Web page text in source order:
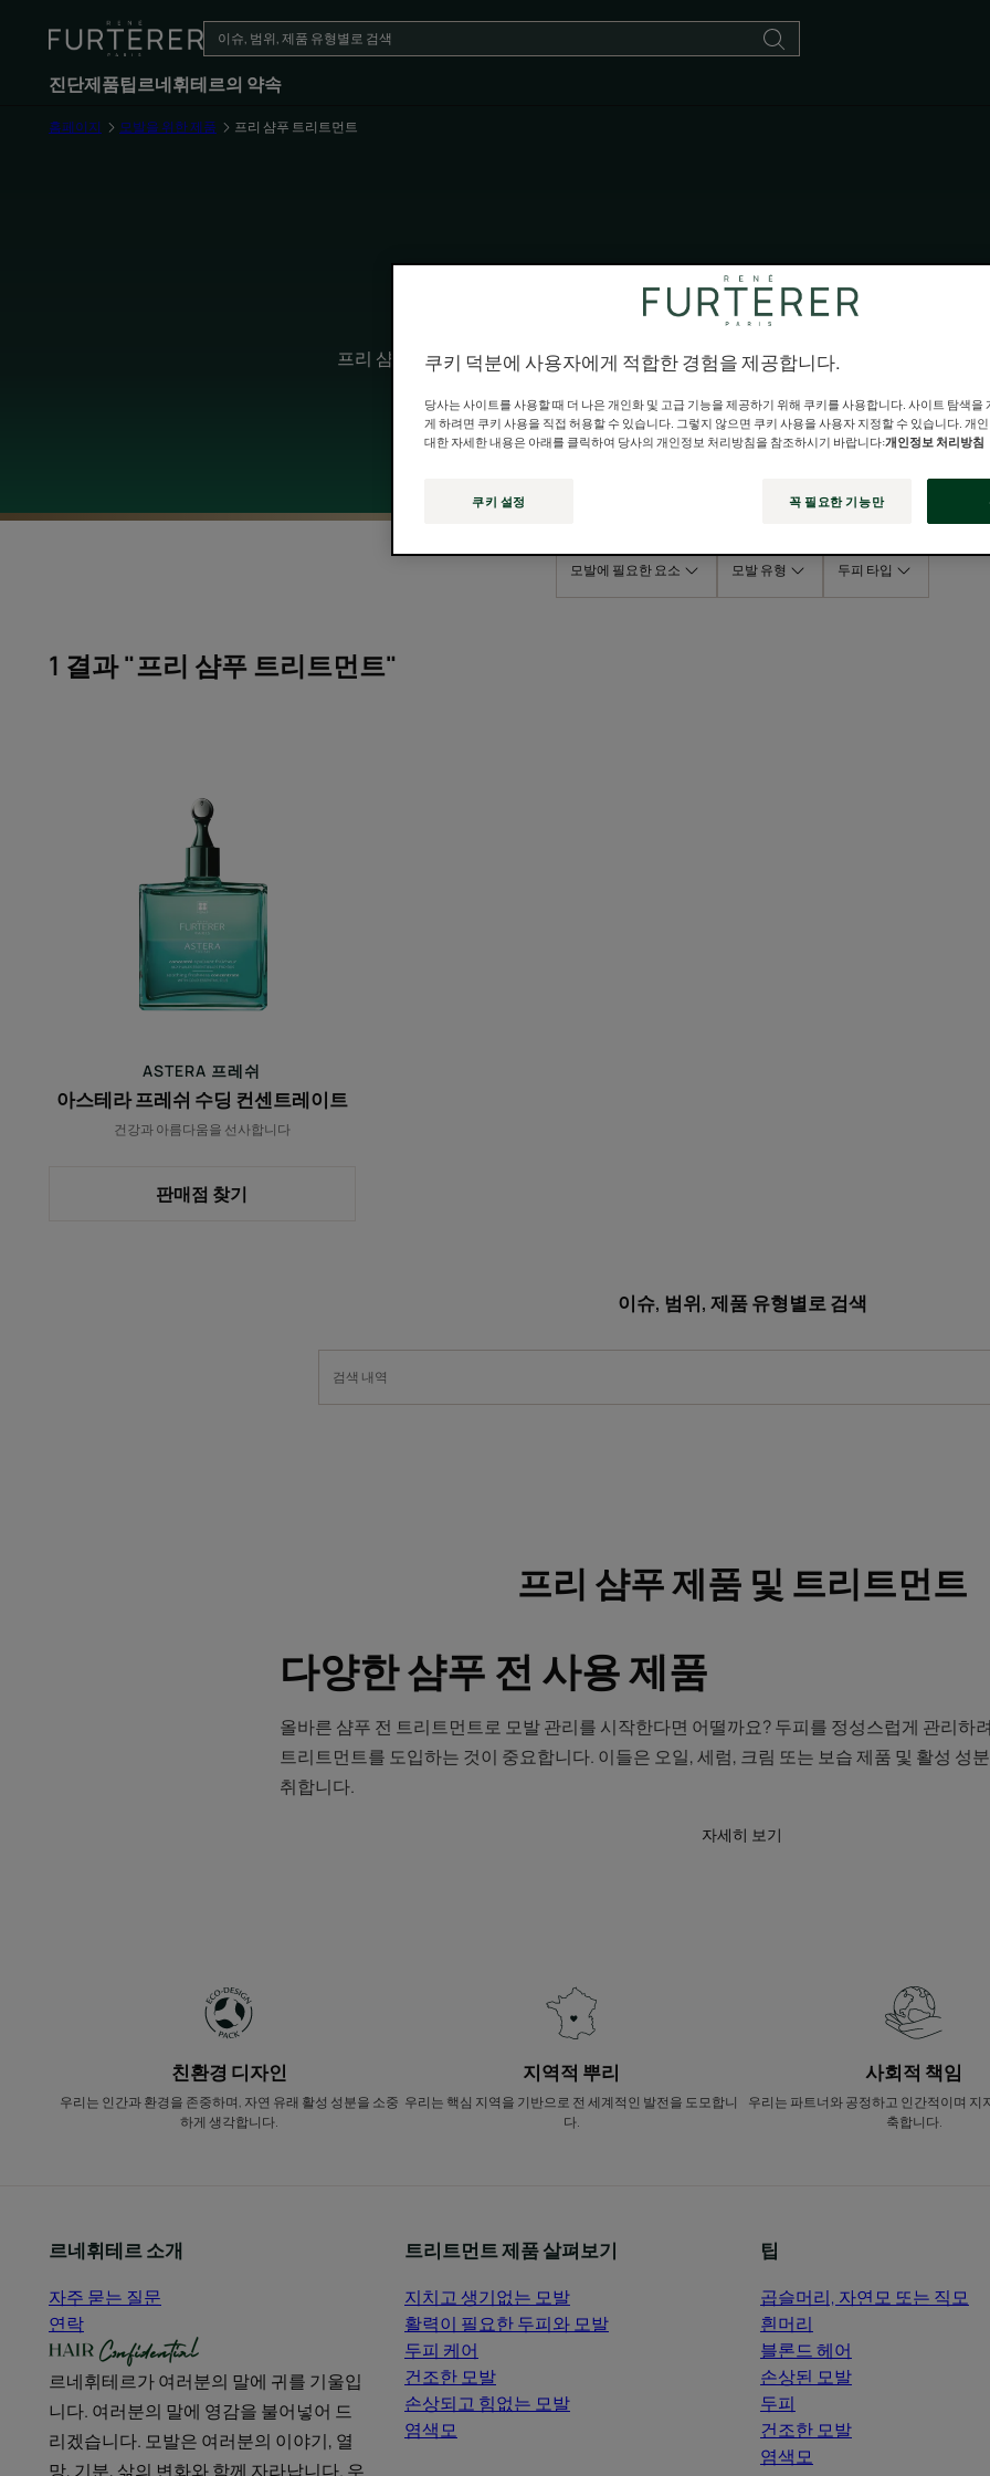
진단제품팁르네휘테르의 약속
홈페이지 모발을 위한 제품 프리 샴푸 트리트먼트
프리 샴푸 트리트먼트
프리 샴푸 제품은 잊혀지기 쉽지만 두피와 모발에 깊은 수분 및 영양을 공급하고 관리
모발에 필요한 요소 모발 유형 두피 타입
1 결과 "프리 샴푸 트리트먼트"
테
라
프
레
쉬
수
딩
컨
센
레
이
트
ASTERA 프레쉬
아스테라 프레쉬 수딩 컨센트레이트
건강과 아름다움을 선사합니다
판매점 찾기
이슈, 범위, 제품 유형별로 검색
프리 샴푸 제품 및 트리트먼트
다양한 샴푸 전 사용 제품
올바른 샴푸 전 트리트먼트로 모발 관리를 시작한다면 어떨까요? 두피를 정성스럽게 관리하
트리트먼트를 도입하는 것이 중요합니다. 이들은 오일, 세럼, 크림 또는 보습 제품 및 활성 성
취합니다.
자세히 보기
친환경 디자인
우리는 인간과 환경을 존중하며, 자연 유래 활성 성분을 소중
하게 생각합니다.
지역적 뿌리
우리는 핵심 지역을 기반으로 전 세계적인 발전을 도모합니
다.
사회적 책임
우리는 파트너와 공정하고 인간적이며 지
축합니다.
르네휘테르 소개
자주 묻는 질문
연락
르네휘테르가 여러분의 말에 귀를 기울입
니다. 여러분의 말에 영감을 불어넣어 드
리겠습니다. 모발은 여러분의 이야기, 열
망, 기분, 삶의 변화와 함께 자라납니다. 우
트리트먼트 제품 살펴보기
지치고 생기없는 모발
활력이 필요한 두피와 모발
두피 케어
건조한 모발
손상되고 힘없는 모발
염색모
팁
곱슬머리, 자연모 또는 직모
흰머리
블론드 헤어
손상된 모발
두피
건조한 모발
염색모
쿠키 덕분에 사용자에게 적합한 경험을 제공합니다.
당사는 사이트를 사용할 때 더 나은 개인화 및 고급 기능을 제공하기 위해 쿠키를 사용합니다. 사이트 탐색을
게 하려면 쿠키 사용을 직접 허용할 수 있습니다. 그렇지 않으면 쿠키 사용을 사용자 지정할 수 있습니다. 개
대한 자세한 내용은 아래를 클릭하여 당사의 개인정보 처리방침을 참조하시기 바랍니다:개인정보 처리방침
쿠키 설정 꼭 필요한 기능만